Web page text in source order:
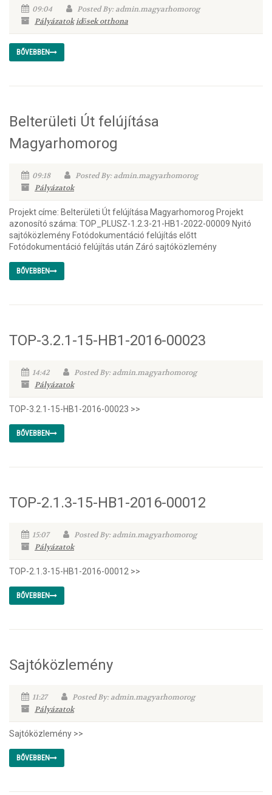
09:04
Posted By: admin.magyarhomorog
Pályázatokidősek otthona
BŐVEBBEN
Belterületi Út felújítása
Magyarhomorog
09:18
Posted By: admin.magyarhomorog
Pályázatok
Projekt címe: Belterületi Út felújítása Magyarhomorog Projekt
azonosító száma: TOP_PLUSZ-1.2.3-21-HB1-2022-00009 Nyitó
sajtóközlemény Fotódokumentáció felújítás előtt
Fotódokumentáció felújítás után Záró sajtóközlemény
BŐVEBBEN
TOP-3.2.1-15-HB1-2016-00023
14:42
Posted By: admin.magyarhomorog
Pályázatok
TOP-3.2.1-15-HB1-2016-00023 >>
BŐVEBBEN
TOP-2.1.3-15-HB1-2016-00012
15:07
Posted By: admin.magyarhomorog
Pályázatok
TOP-2.1.3-15-HB1-2016-00012 >>
BŐVEBBEN
Sajtóközlemény
11:27
Posted By: admin.magyarhomorog
Pályázatok
Sajtóközlemény >>
BŐVEBBEN